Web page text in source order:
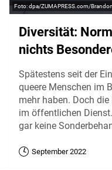
dpa/ZUMAPRESS.com/
Diversität:
nichts
Spätestens seit der
queere Menschen im
mehr haben. Doch
im öffentlichen
gar keine
September 2022